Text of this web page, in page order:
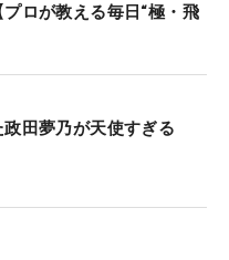
ロが教える毎日“極・飛
政田夢乃が天使すぎる